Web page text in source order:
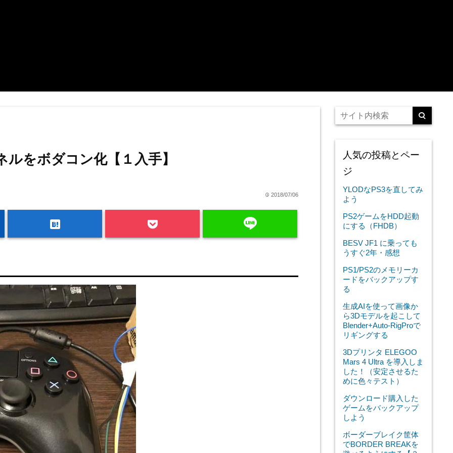
をボダコン化【１入手】
time 2018/07/06
hatenabookmark line
人気の投稿とペー
ジ
YLODなPS3を直してみ
よう
PS2ゲームをHDD起動
にする（FHDB）
BESV JF1 に乗っても
うすぐ2年・感想
PS1/PS2のメモリーカ
ードをバックアップす
る
生成AIを使って画像か
ら3Dモデルを起こして
Blender+Auto-RigProで
リギングする
3Dプリンタ ELEGOO
Mars 4 Ultra を導入しま
した！（安定させるた
めに色々テスト）
ダウンロード購入した
ゲームをバックアップ
しよう
ボーダーブレイク筐体
でBORDER BREAKを